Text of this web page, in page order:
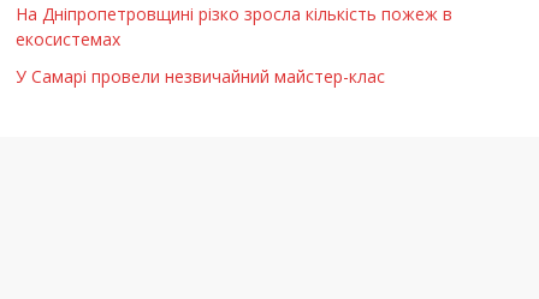
На Дніпропетровщині різко зросла кількість пожеж в
екосистемах
У Самарі провели незвичайний майстер-клас